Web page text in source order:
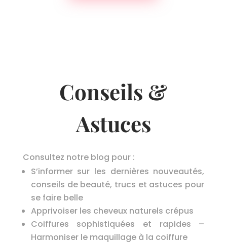
Conseils &
Astuces
Consultez notre blog pour :
S’informer sur les dernières nouveautés,
conseils de beauté, trucs et astuces pour
se faire belle
Apprivoiser les cheveux naturels crépus
Coiffures sophistiquées et rapides –
Harmoniser le maquillage à la coiffure